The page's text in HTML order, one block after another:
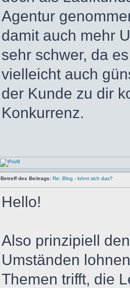
Agentur
damit auch mehr
sehr schwer, da
vielleicht auch
der Kunde zu dir
Konkurrenz.
Betreff des Beitrags: Re: Blog - lohnt sich das?
Hello!
Also prinzipiell
Umständen
Themen trifft, die